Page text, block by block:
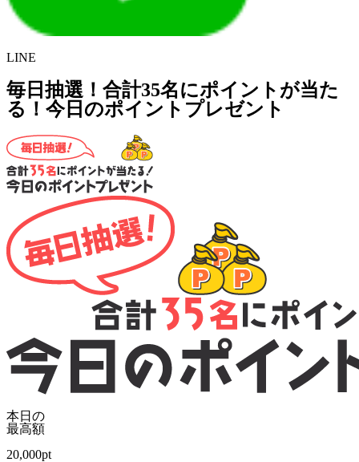
LINE
毎日抽選！合計35名にポイントが当た
る！今日のポイントプレゼント
本日の
最高額
20,000pt